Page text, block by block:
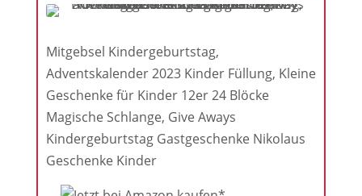
Mitgebsel Kindergeburtstag,
Adventskalender 2023 Kinder Füllung, Kleine
Geschenke für Kinder 12er 24 Blöcke
Magische Schlange, Give Aways
Kindergeburtstag Gastgeschenke Nikolaus
Geschenke Kinder